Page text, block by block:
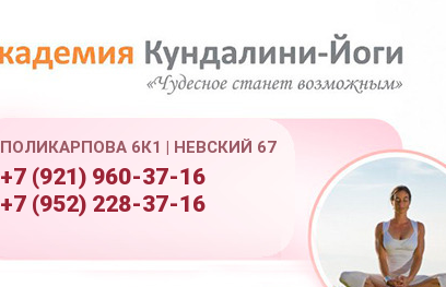
ПОЛИКАРПОВА 6К1 | НЕВСКИЙ 67
+7 (921) 960-37-16
+7 (952) 228-37-16